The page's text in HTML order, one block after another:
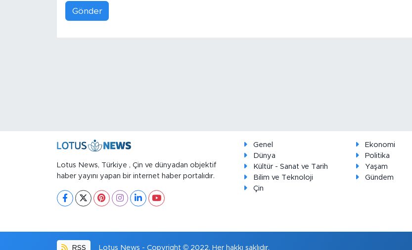
Gönder
Lotus News, Türkiye , Çin ve dünyadan objektif
haber yayını yapan bir internet haber portalıdır.
Genel
Ekonomi
Dünya
Politika
Kültür - Sanat ve Tarih
Yaşam
Bilim ve Teknoloji
Gündem
Çin
RSS Lotus News - Copyright © 2022. Her hakkı saklıdır.